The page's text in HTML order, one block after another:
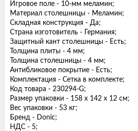
Игровое поле - 10-мм меламин;
Материал столешницы - Меламин;
Складная конструкция - Да;
Страна изготовитель - Германия;
Защитный кант столешницы - Есть;
Толщина плиты - 4 мм;
Толщина столешницы - 4 мм;
Антибликовое покрытие - Есть;
Комплектация - Сетка в комплекте;
Код товара - 230294-G;
Размер упаковки - 158 х 142 х 12 см;
Вес упаковки - 53 кг;
Бренд - Donic;
НДС - 5;